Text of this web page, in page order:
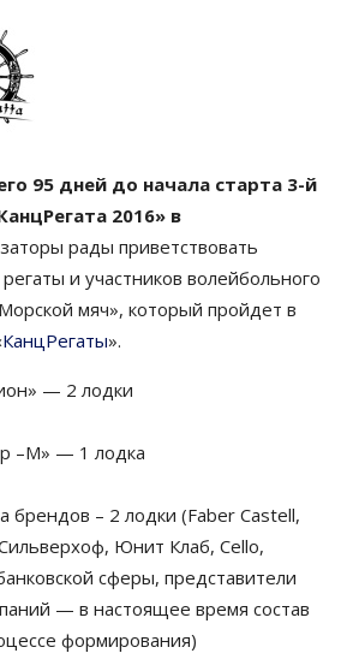
95 дней до начала старта 3-й
2016» в
рады приветствовать
и участников волейбольного
мяч», который пройдет в
КанцРегаты».
— 2 лодки
–М» — 1 лодка
брендов – 2 лодки (Faber Castell,
Юнит Клаб, Cello,
сферы, представители
— в настоящее время состав
формирования)